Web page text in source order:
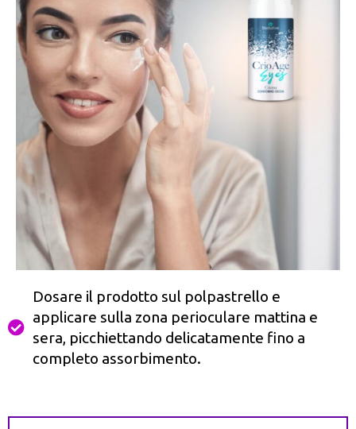
Dosare il prodotto sul polpastrello e
applicare sulla zona perioculare mattina e
sera, picchiettando delicatamente fino a
completo assorbimento.